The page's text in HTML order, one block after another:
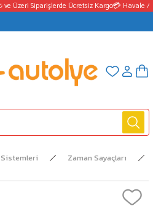
Üzeri Siparişlerde Ücretsiz Kargo💳 Havale /
Zaman Sayaçları